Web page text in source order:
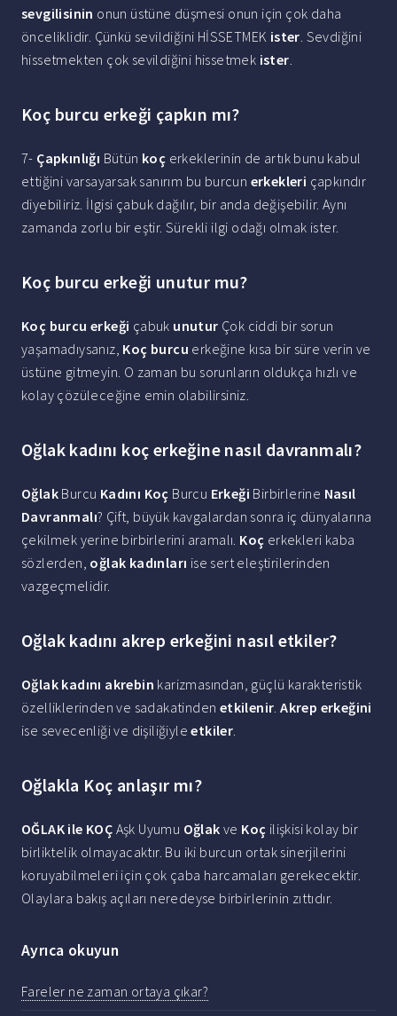
sevgilisinin onun üstüne düşmesi onun için çok daha
önceliklidir. Çünkü sevildiğini HİSSETMEK ister. Sevdiğini
hissetmekten çok sevildiğini hissetmek ister.
Koç burcu erkeği çapkın mı?
7- Çapkınlığı Bütün koç erkeklerinin de artık bunu kabul
ettiğini varsayarsak sanırım bu burcun erkekleri çapkındır
diyebiliriz. İlgisi çabuk dağılır, bir anda değişebilir. Aynı
zamanda zorlu bir eştir. Sürekli ilgi odağı olmak ister.
Koç burcu erkeği unutur mu?
Koç burcu erkeği çabuk unutur Çok ciddi bir sorun
yaşamadıysanız, Koç burcu erkeğine kısa bir süre verin ve
üstüne gitmeyin. O zaman bu sorunların oldukça hızlı ve
kolay çözüleceğine emin olabilirsiniz.
Oğlak kadını koç erkeğine nasıl davranmalı?
Oğlak Burcu Kadını Koç Burcu Erkeği Birbirlerine Nasıl
Davranmalı? Çift, büyük kavgalardan sonra iç dünyalarına
çekilmek yerine birbirlerini aramalı. Koç erkekleri kaba
sözlerden, oğlak kadınları ise sert eleştirilerinden
vazgeçmelidir.
Oğlak kadını akrep erkeğini nasıl etkiler?
Oğlak kadını akrebin karizmasından, güçlü karakteristik
özelliklerinden ve sadakatinden etkilenir.Akrep erkeğini
ise sevecenliği ve dişiliğiyleetkiler.
Oğlakla Koç anlaşır mı?
OĞLAK ile KOÇ Aşk Uyumu Oğlak ve Koç ilişkisi kolay bir
birliktelik olmayacaktır. Bu iki burcun ortak sinerjilerini
koruyabilmeleri için çok çaba harcamaları gerekecektir.
Olaylara bakış açıları neredeyse birbirlerinin zıttıdır.
Ayrıca okuyun
Fareler ne zaman ortaya çıkar?